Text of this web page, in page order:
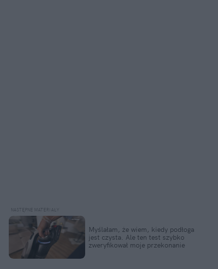
Myślałam, że wiem, kiedy podłoga
jest czysta. Ale ten test szybko
zweryfikował moje przekonanie